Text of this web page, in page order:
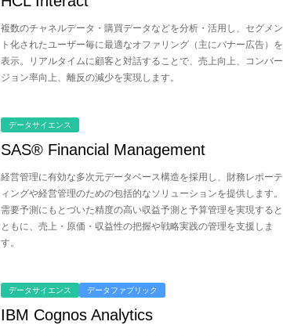
複数のチャネルデータ・購買データなどを分析・活用し、セグメン
ト化されたユーザー毎に最適なオファリング（主にバナー広告）を
表示。リアルタイムに顧客と対話することで、売上向上、コンバー
ジョン率向上、離反の減少を実現します。
データサイエンス
SAS® Financial Management
経営管理に有効な多次元データベース構造を採用し、財務レポーテ
ィングや経営管理のための包括的なソリューションを提供します。
需要予測にもとづいた精度の高い収益予測と予算管理を実現すると
ともに、売上・原価・収益性の把握や戦略実践の管理を支援しま
す。
データサイエンス データファブリック
IBM Cognos Analytics